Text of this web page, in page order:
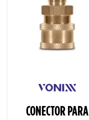
CONECTOR PARA